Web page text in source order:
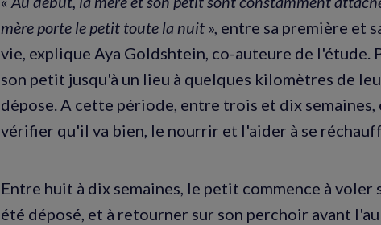
mère porte le petit toute la nuit », entre sa première et
vie, explique Aya Goldshtein, co-auteure de l'étude.
son petit jusqu'à un lieu à quelques kilomètres de
dépose. A cette période, entre trois et dix
vérifier qu'il va bien, le nourrir et l'aider à se
Entre huit à dix semaines, le petit commence à voler
été déposé, et à retourner sur son perchoir avant